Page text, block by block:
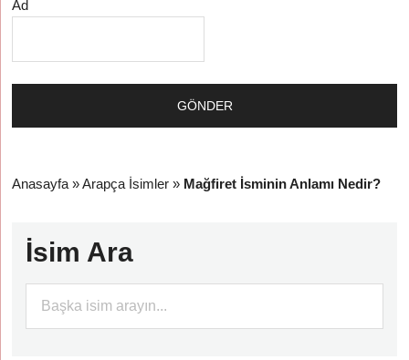
Ad
Anasayfa »Arapça İsimler » Mağfiret İsminin Anlamı Nedir?
İsim Ara